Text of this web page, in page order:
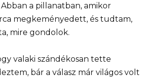
a pillanatban, amikor
megkeményedett, és tudtam,
mire gondolok.
valaki szándékosan tette
bár a válasz már világos volt